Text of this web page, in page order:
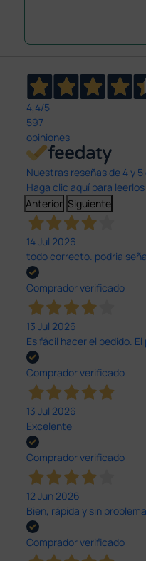
4,4/5
597
opiniones
Nuestras reseñas de 4 y 5
Haga clic aquí para
Anterior Siguiente
14 Jul 2026
todo correcto. podria
Comprador verificado
13 Jul 2026
Es fácil hacer el pedido.
Comprador verificado
13 Jul 2026
Excelente
Comprador verificado
12 Jun 2026
Bien, rápida y sin
Comprador verificado